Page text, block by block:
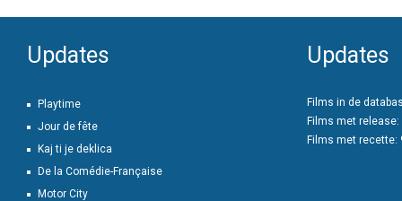
Updates
Playtime
Jour de fête
Kaj ti je deklica
De la Comédie-Française
Motor City
Updates
Films in de
Films met release:
Films met recette: